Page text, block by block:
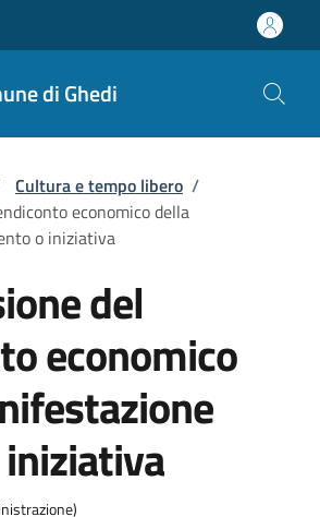
di Ghedi
pane
Cultura e tempo libero /
economico della
o iniziativa
del
economico